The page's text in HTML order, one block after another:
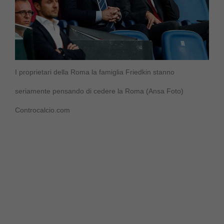
I proprietari della Roma la famiglia Friedkin stanno
seriamente pensando di cedere la Roma (Ansa Foto)
Controcalcio.com